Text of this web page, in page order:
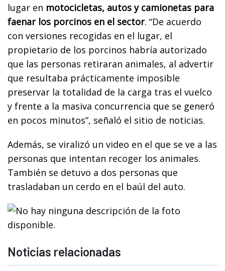
lugar en motocicletas, autos y camionetas para
faenar los porcinos en el sector. “De acuerdo
con versiones recogidas en el lugar, el
propietario de los porcinos habría autorizado
que las personas retiraran animales, al advertir
que resultaba prácticamente imposible
preservar la totalidad de la carga tras el vuelco
y frente a la masiva concurrencia que se generó
en pocos minutos”, señaló el sitio de noticias.
Además, se viralizó un video en el que se ve a las
personas que intentan recoger los animales.
También se detuvo a dos personas que
trasladaban un cerdo en el baúl del auto.
Noticias relacionadas